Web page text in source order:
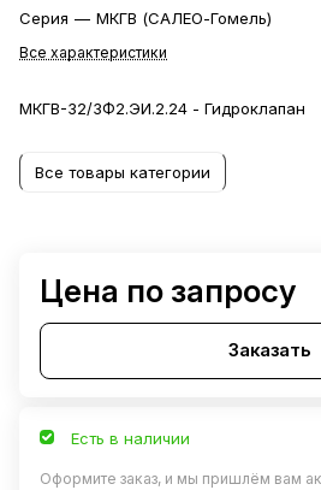
Серия — МКГВ (САЛЕО-Гомель)
Все характеристики
МКГВ-32/3Ф2.ЭИ.2.24 - Гидроклапан
Все товары категории
Цена по запросу
Заказать
Есть в наличии
Оформите заказ, и мы пришлём вам